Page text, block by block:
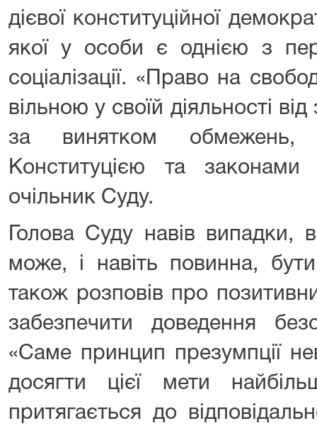
дієвої конституційної
якої у особи є однією з
соціалізації. «Право на
вільною у своїй діяльності
за винятком обмежень,
Конституцією та законами
очільник Суду.
Голова Суду навів
може, і навіть повинна,
також розповів про
забезпечити доведення
«Саме принцип презумпції
досягти цієї мети
притягається до